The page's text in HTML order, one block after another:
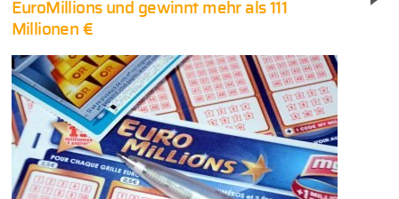
EuroMillions und gewinnt mehr als 111
Millionen €